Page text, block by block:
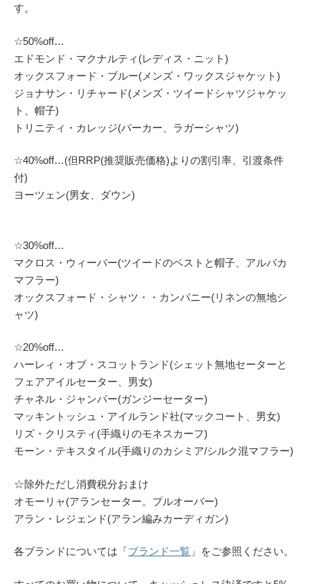
す。
☆50%off…
エドモンド・マクナルティ(レディス・ニット)
オックスフォード・ブルー(メンズ・ワックスジャケット)
ジョナサン・リチャード(メンズ・ツイードシャツジャケッ
ト、帽子)
トリニティ・カレッジ(パーカー、ラガーシャツ)
☆40%off…(但RRP(推奨販売価格)よりの割引率、引渡条件
付)
ヨーツェン(男女、ダウン)
☆30%off…
マクロス・ウィーバー(ツイードのベストと帽子、アルパカ
マフラー)
オックスフォード・シャツ・・カンパニー(リネンの無地シ
ャツ)
☆20%off…
ハーレィ・オブ・スコットランド(シェット無地セーターと
フェアアイルセーター、男女)
チャネル・ジャンパー(ガンジーセーター)
マッキントッシュ・アイルランド社(マックコート、男女)
リズ・クリスティ(手織りのモネスカーフ)
モーン・テキスタイル(手織りのカシミア/シルク混マフラー)
☆除外ただし消費税分おまけ
オモーリャ(アランセーター。プルオーバー)
アラン・レジェンド(アラン編みカーディガン)
各ブランドについては「ブランド一覧 」をご参照ください。